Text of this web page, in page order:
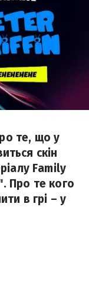
те, що у
скін
Family
Про те кого
в грі – у